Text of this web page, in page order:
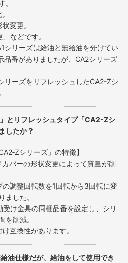
。
変更。
などです。
シリーズは給油と無給油を分けてい
品番がありましたが、CA2シリーズ
リーズをリフレッシュしたCA2-Zシ
とリフレッシュタイプ「CA2-Zシ
したか？
シリーズ」の特徴】
バーの形状変更によって質量が削
調整回転数を1回転から3回転に変
ました。
け金具の同梱品番を設定し、シリ
を削減。
互換性があります。
油仕様だが、給油をして使用でき